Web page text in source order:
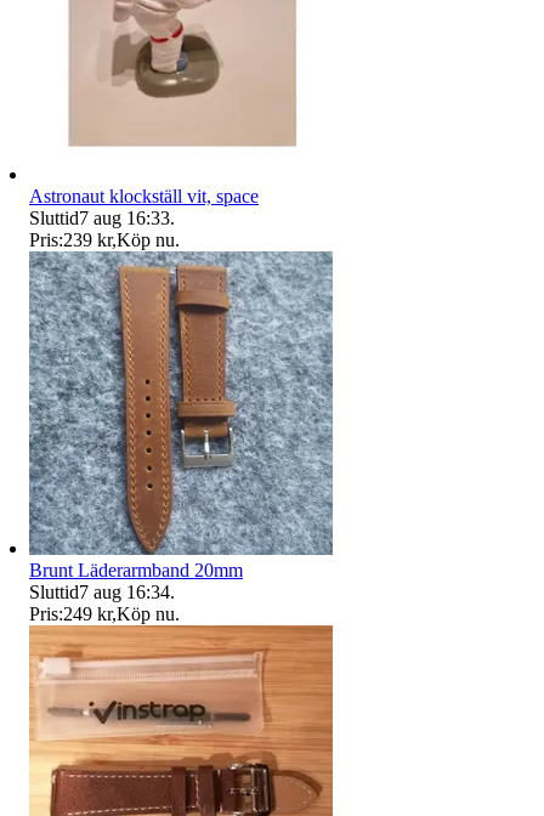
Astronaut klockställ vit, space
Sluttid7 aug 16:33.
Pris:239 kr,Köp nu.
Brunt Läderarmband 20mm
Sluttid7 aug 16:34.
Pris:249 kr,Köp nu.